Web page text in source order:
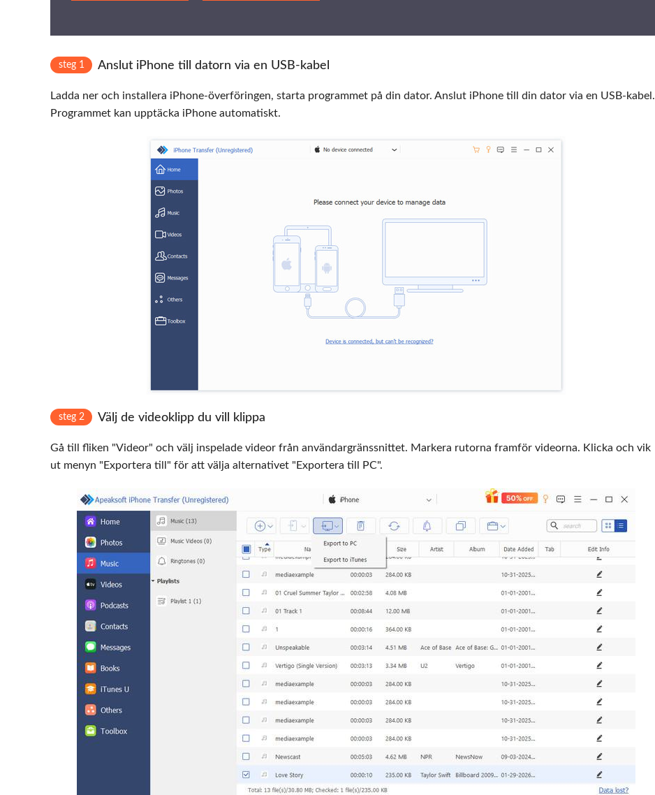
steg 1 Anslut iPhone till datorn via en USB-kabel
Ladda ner och installera iPhone-överföringen, starta programmet på din dator. Anslut iPhone till din dator via en USB-kabel.
Programmet kan upptäcka iPhone automatiskt.
steg 2 Välj de videoklipp du vill klippa
Gå till fliken "Videor" och välj inspelade videor från användargränssnittet. Markera rutorna framför videorna. Klicka och vik
ut menyn "Exportera till" för att välja alternativet "Exportera till PC".